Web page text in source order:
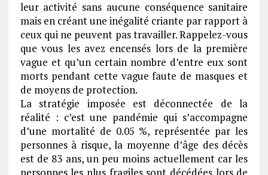
leur activité sans aucune conséquence sanitaire
mais en créant une inégalité criante par rapport à
ceux qui ne peuvent pas travailler. Rappelez-vous
que vous les avez encensés lors de la première
vague et qu’un certain nombre d’entre eux sont
morts pendant cette vague faute de masques et
de moyens de protection.
La stratégie imposée est déconnectée de la
réalité : c’est une pandémie qui s’accompagne
d’une mortalité de 0.05 %, représentée par les
personnes à risque, la moyenne d’âge des décès
est de 83 ans, un peu moins actuellement car les